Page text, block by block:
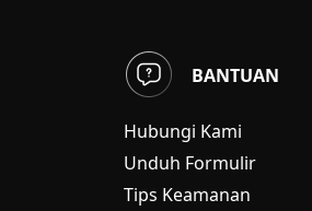
BANTUAN
Hubungi Kami
Unduh Formulir
Tips Keamanan